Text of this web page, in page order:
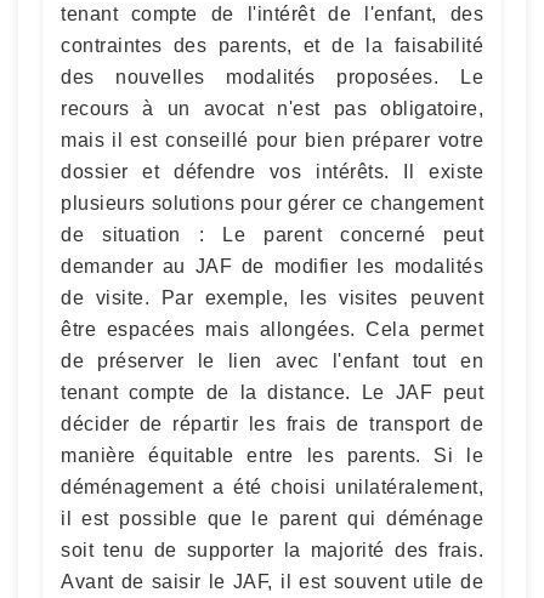
tenant compte de l'intérêt de l'enfant, des
contraintes des parents, et de la faisabilité
des nouvelles modalités proposées. Le
recours à un avocat n'est pas obligatoire,
mais il est conseillé pour bien préparer votre
dossier et défendre vos intérêts. Il existe
plusieurs solutions pour gérer ce changement
de situation : Le parent concerné peut
demander au JAF de modifier les modalités
de visite. Par exemple, les visites peuvent
être espacées mais allongées. Cela permet
de préserver le lien avec l'enfant tout en
tenant compte de la distance. Le JAF peut
décider de répartir les frais de transport de
manière équitable entre les parents. Si le
déménagement a été choisi unilatéralement,
il est possible que le parent qui déménage
soit tenu de supporter la majorité des frais.
Avant de saisir le JAF, il est souvent utile de